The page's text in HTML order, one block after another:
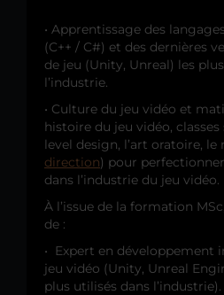
• Apprentissage des
(C++ / C#) et des dernières
de jeu (Unity, Unreal) les
l’industrie.
• Culture du jeu vidéo et
histoire du jeu vidéo,
level design, l’art oratoire,
direction) pour
dans l’industrie du jeu vidéo.
À l’issue de la formation
de :
• Expert en développement
jeu vidéo (Unity, Unreal
plus utilisés dans l’industrie).